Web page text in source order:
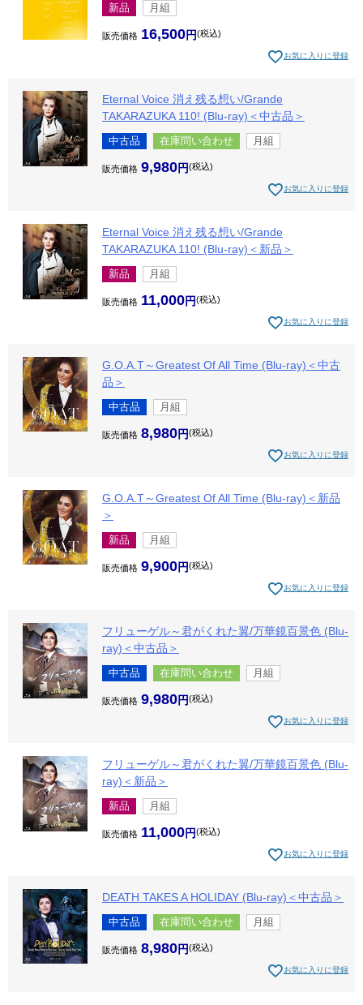
新品 月組
販売価格 16,500 税込
お気に入りに登録
Eternal Voice 消え残る想い/Grande
TAKARAZUKA 110! (Blu-ray)＜中古品＞
中古品 在庫問い合わせ 月組
販売価格 9,980 税込
お気に入りに登録
Eternal Voice 消え残る想い/Grande
TAKARAZUKA 110! (Blu-ray)＜新品＞
新品 月組
販売価格 11,000 税込
お気に入りに登録
G.O.A.T～Greatest Of All Time (Blu-ray)＜中古
品＞
中古品 月組
販売価格 8,980 税込
お気に入りに登録
G.O.A.T～Greatest Of All Time (Blu-ray)＜新品
＞
新品 月組
販売価格 9,900 税込
お気に入りに登録
フリューゲル～君がくれた翼/万華鏡百景色 (Blu-
ray)＜中古品＞
中古品 在庫問い合わせ 月組
販売価格 9,980 税込
お気に入りに登録
フリューゲル～君がくれた翼/万華鏡百景色 (Blu-
ray)＜新品＞
新品 月組
販売価格 11,000 税込
お気に入りに登録
DEATH TAKES A HOLIDAY (Blu-ray)＜中古品＞
中古品 在庫問い合わせ 月組
販売価格 8,980 税込
お気に入りに登録